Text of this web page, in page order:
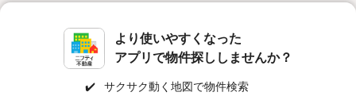
より使いやすくなった
アプリで物件探ししませんか？
✔️ サクサク動く地図で物件検索